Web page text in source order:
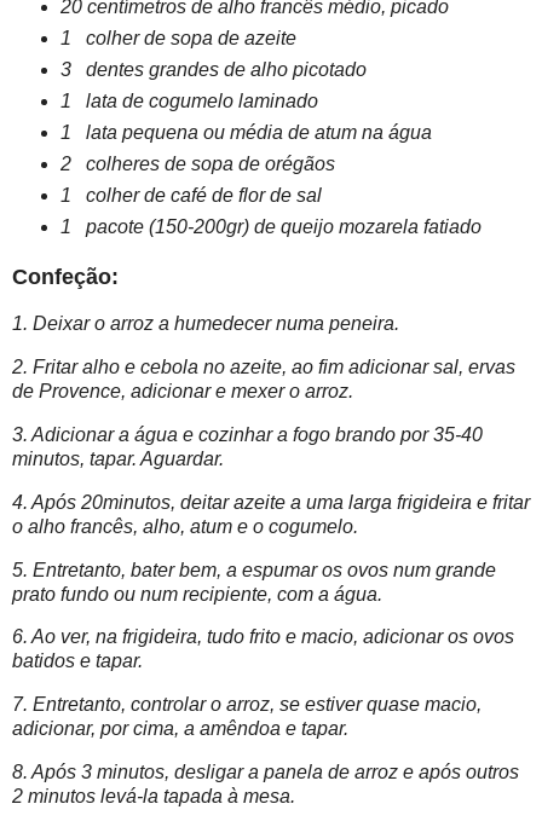
20 centímetros de alho francês médio, picado
1 colher de sopa de azeite
3 dentes grandes de alho picotado
1 lata de cogumelo laminado
1 lata pequena ou média de atum na água
2 colheres de sopa de orégãos
1 colher de café de flor de sal
1 pacote (150-200gr) de queijo mozarela fatiado
Confeção:
1. Deixar o arroz a humedecer numa peneira.
2. Fritar alho e cebola no azeite, ao fim adicionar sal, ervas
de Provence, adicionar e mexer o arroz.
3. Adicionar a água e cozinhar a fogo brando por 35-40
minutos, tapar. Aguardar.
4. Após 20minutos, deitar azeite a uma larga frigideira e fritar
o alho francês, alho, atum e o cogumelo.
5. Entretanto, bater bem, a espumar os ovos num grande
prato fundo ou num recipiente, com a água.
6. Ao ver, na frigideira, tudo frito e macio, adicionar os ovos
batidos e tapar.
7. Entretanto, controlar o arroz, se estiver quase macio,
adicionar, por cima, a amêndoa e tapar.
8. Após 3 minutos, desligar a panela de arroz e após outros
2 minutos levá-la tapada à mesa.